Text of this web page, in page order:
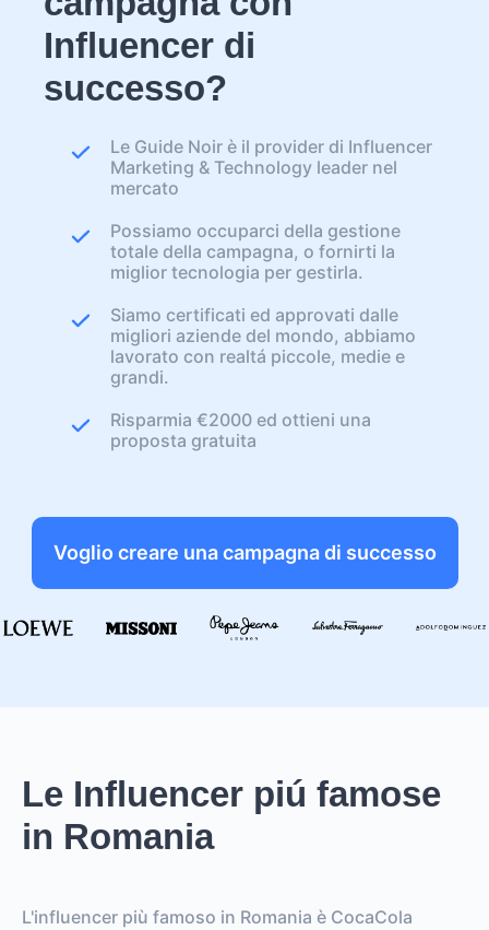
Influencer di
successo?
Le Guide Noir è il provider di Influencer
Marketing & Technology leader nel
mercato
Possiamo occuparci della gestione
totale della campagna, o fornirti la
miglior tecnologia per gestirla.
Siamo certificati ed approvati dalle
migliori aziende del mondo, abbiamo
lavorato con realtá piccole, medie e
grandi.
Risparmia €2000 ed ottieni una
proposta gratuita
Voglio creare una campagna di successo
Le Influencer piú famose
in Romania
L'influencer più famoso in Romania è CocaCola